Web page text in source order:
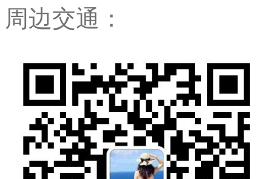
周边交通：